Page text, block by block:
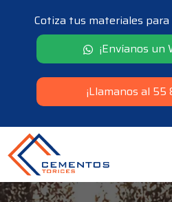
Cotiza tus materiales
¡Envíanos un
¡Llamanos al 55